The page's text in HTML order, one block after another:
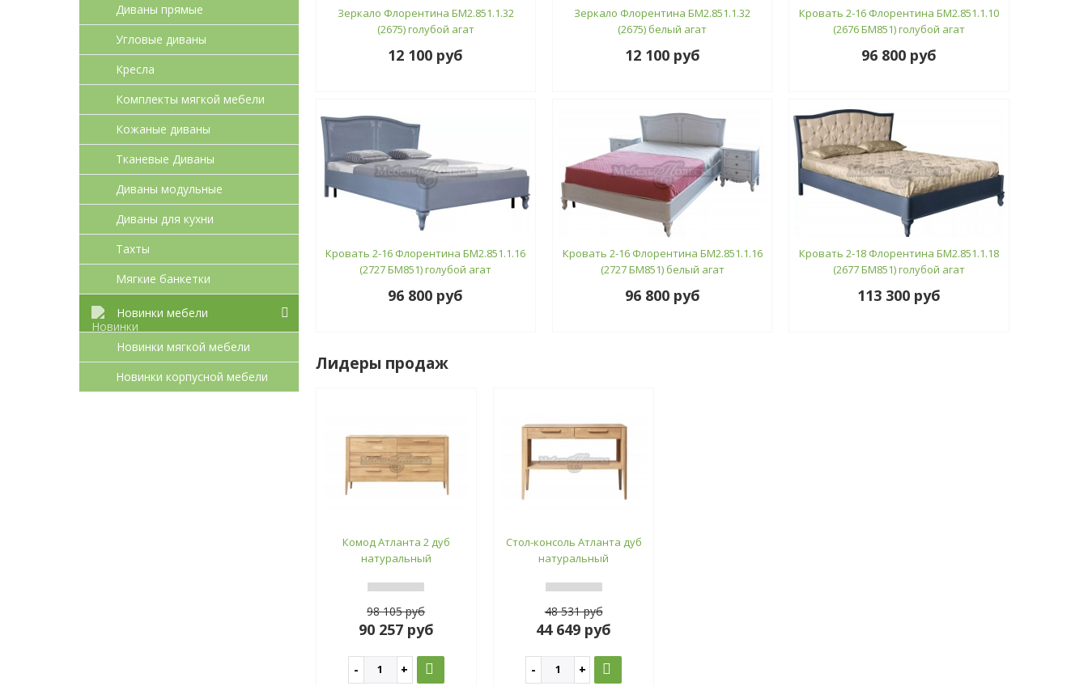
Диваны прямые
Угловые диваны
Кресла
Комплекты мягкой мебели
Кожаные диваны
Тканевые Диваны
Диваны модульные
Диваны для кухни
Тахты
Мягкие банкетки
Новинки мебели
Новинки мягкой мебели
Новинки корпусной мебели
Зеркало Флорентина БМ2.851.1.32
(2675) голубой агат
12 100 руб
Зеркало Флорентина БМ2.851.1.32
(2675) белый агат
12 100 руб
Кровать 2-16 Флорентина БМ2.851.1.10
(2676 БМ851) голубой агат
96 800 руб
Кровать 2-16 Флорентина БМ2.851.1.16
(2727 БМ851) голубой агат
96 800 руб
Кровать 2-16 Флорентина БМ2.851.1.16
(2727 БМ851) белый агат
96 800 руб
Кровать 2-18 Флорентина БМ2.851.1.18
(2677 БМ851) голубой агат
113 300 руб
Лидеры продаж
Комод Атланта 2 дуб
натуральный
98 105 руб
90 257 руб
Стол-консоль Атланта дуб
натуральный
48 531 руб
44 649 руб